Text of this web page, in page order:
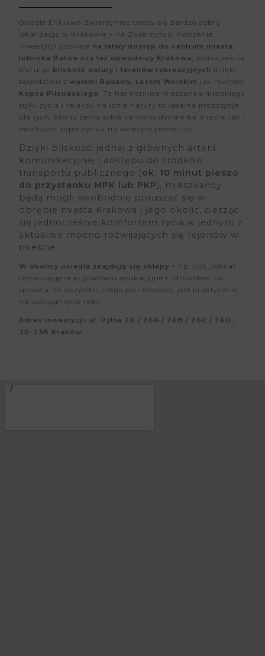
Osiedle Enklawa Zwierzyniec cieszy się bardzo dobrą
lokalizacją w Krakowie – na Zwierzyńcu. Położenie
inwestycji pozwala na łatwy dostęp do centrum miasta,
lotniska Balice czy też obwodnicy Krakowa, jednocześnie
oferując bliskość natury i terenów rekreacyjnych dzięki
sąsiedztwu z wałami Rudawy, Lasem Wolskim jak również
Kopca Piłsudskiego
. Ta harmonijna mieszanka miejskiego
stylu życia i relaksu na łonie natury to idealna propozycja
dla tych, którzy cenią sobie zarówno dynamikę miasta, jak i
możliwość odpoczynku na świeżym powietrzu.
Dzięki bliskości jednej z głównych arterii
komunikacyjnej i dostępu do środków
transportu publicznego (ok. 10 minut pieszo
do przystanku MPK lub PKP), mieszkańcy
będą mogli swobodnie poruszać się w
obrębie miasta Krakowa i jego okolic, ciesząc
się jednocześnie komfortem życia w jednym z
aktualnie mocno rozwijających się rejonów w
mieście.
W okolicy osiedla znajdują się sklepy – np. Lidl, Jubilat,
restauracje oraz placówki edukacyjne i zdrowotne, co
sprawia, że wszystko, czego potrzebujesz, jest praktycznie
na wyciągnięcie ręki.
Adres inwestycji: ul. Pylna 26 / 26A / 26B / 26C / 26D ,
30-236 Kraków